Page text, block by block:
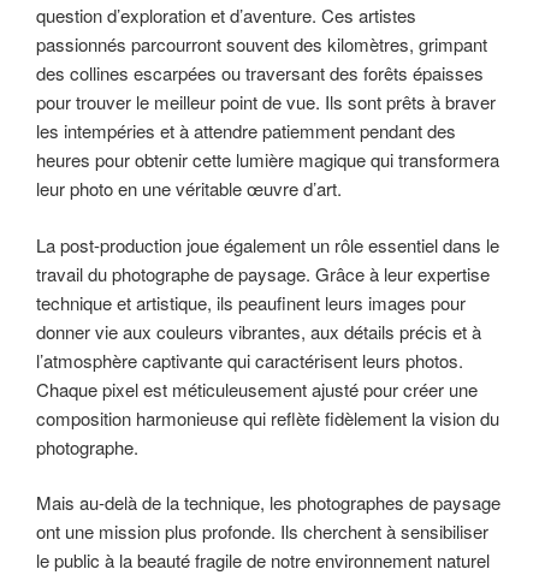
question d’exploration et d’aventure. Ces artistes
passionnés parcourront souvent des kilomètres, grimpant
des collines escarpées ou traversant des forêts épaisses
pour trouver le meilleur point de vue. Ils sont prêts à braver
les intempéries et à attendre patiemment pendant des
heures pour obtenir cette lumière magique qui transformera
leur photo en une véritable œuvre d’art.
La post-production joue également un rôle essentiel dans le
travail du photographe de paysage. Grâce à leur expertise
technique et artistique, ils peaufinent leurs images pour
donner vie aux couleurs vibrantes, aux détails précis et à
l’atmosphère captivante qui caractérisent leurs photos.
Chaque pixel est méticuleusement ajusté pour créer une
composition harmonieuse qui reflète fidèlement la vision du
photographe.
Mais au-delà de la technique, les photographes de paysage
ont une mission plus profonde. Ils cherchent à sensibiliser
le public à la beauté fragile de notre environnement naturel